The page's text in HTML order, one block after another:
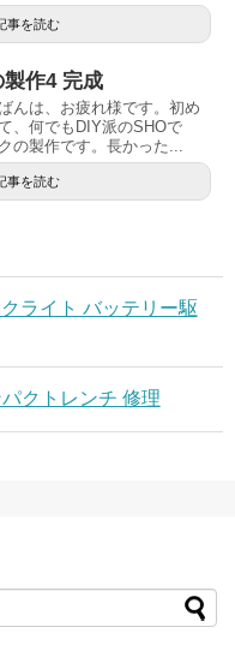
事を読む
作4 完成
んは、お疲れ様です。初め
、何でもDIY派のSHOで
の製作です。長かった...
事を読む
ライト バッテリー駆
クトレンチ 修理